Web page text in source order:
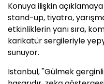
Konuya ilişkin
stand-up, tiyatro,
etkinliklerin yanı sıra,
karikatür sergileriyle
sunuyor.
İstanbul, ''Gülmek